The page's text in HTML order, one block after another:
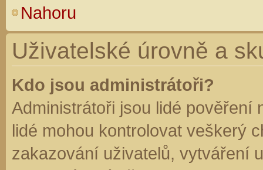
Nahoru
Uživatelské úrovně a
Kdo jsou administrátoři?
Administrátoři jsou lidé pověření
lidé mohou kontrolovat veškerý
zakazování uživatelů, vytváření